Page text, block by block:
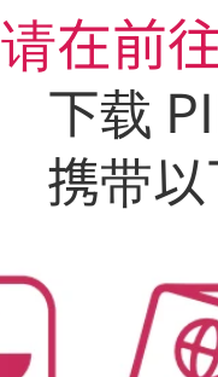
请在前
下载
携带